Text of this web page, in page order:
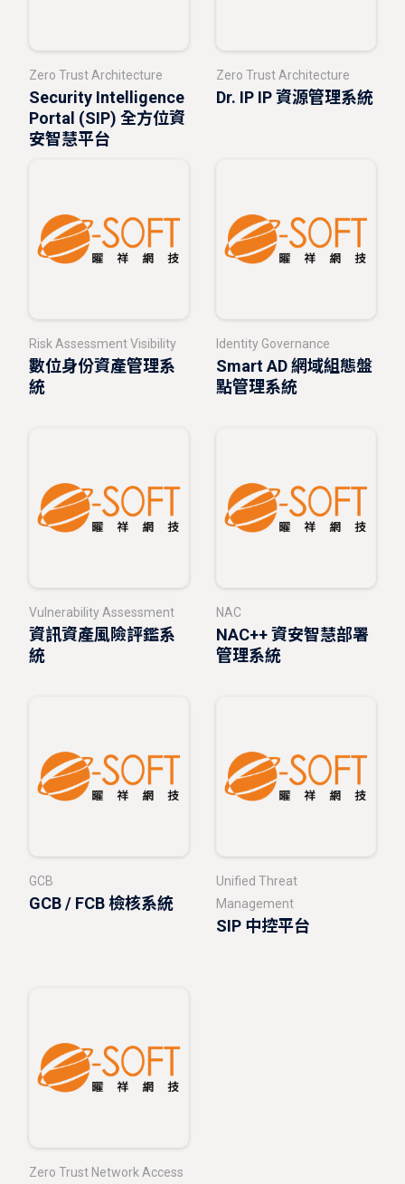
Zero Trust Architecture
Security Intelligence
Portal (SIP) 全方位資
安智慧平台
Zero Trust Architecture
Dr. IP IP 資源管理系統
Risk Assessment Visibility
數位身份資產管理系
統
Identity Governance
Smart AD 網域組態盤
點管理系統
Vulnerability Assessment
資訊資產風險評鑑系
統
NAC
NAC++ 資安智慧部署
管理系統
GCB
GCB / FCB 檢核系統
Unified Threat
Management
SIP 中控平台
Zero Trust Network Access